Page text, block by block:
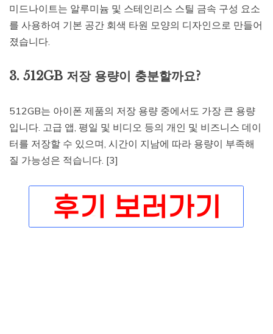
미드나이트는 알루미늄 및 스테인리스 스틸 금속 구성 요소
를 사용하여 기본 공간 회색 타원 모양의 디자인으로 만들어
졌습니다.
3. 512GB 저장 용량이 충분할까요?
512GB는 아이폰 제품의 저장 용량 중에서도 가장 큰 용량
입니다. 고급 앱, 평일 및 비디오 등의 개인 및 비즈니스 데이
터를 저장할 수 있으며, 시간이 지남에 따라 용량이 부족해
질 가능성은 적습니다. [3]